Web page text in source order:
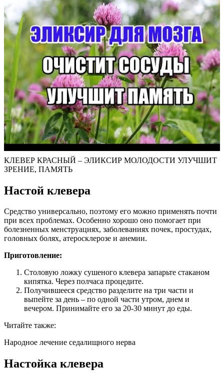
КЛЕВЕР КРАСНЫЙ – ЭЛИКСИР МОЛОДОСТИ УЛУЧШИТ
ЗРЕНИЕ, ПАМЯТЬ
Настой клевера
Средство универсально, поэтому его можно применять почти
при всех проблемах. Особенно хорошо оно помогает при
болезненных менструациях, заболеваниях почек, простудах,
головных болях, атеросклерозе и анемии.
Приготовление:
Столовую ложку сушеного клевера запарьте стаканом
кипятка. Через полчаса процедите.
Получившееся средство разделите на три части и
выпейте за день – по одной части утром, днем и
вечером. Принимайте его за 20-30 минут до еды.
Читайте также:
Народное лечение седалищного нерва
Настойка клевера